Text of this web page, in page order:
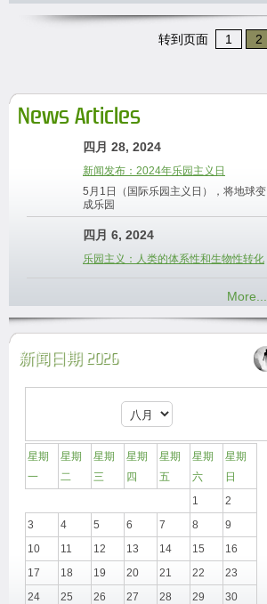
转到页面 1 2
News Articles
四月 28, 2024
新闻发布：2024年乐园主义日
5月1日（国际乐园主义日），将地球变
成乐园
四月 6, 2024
乐园主义：人类的体系性和生物性转化
More...
新闻日期 2026
星期
一
星期
二
星期
三
星期
四
星期
五
星期
六
星期
日
1
2
3
4 5 6 7 8
9
10
11 12 13 14 15
16
17
18 19 20 21 22
23
24
25 26 27 28 29
30